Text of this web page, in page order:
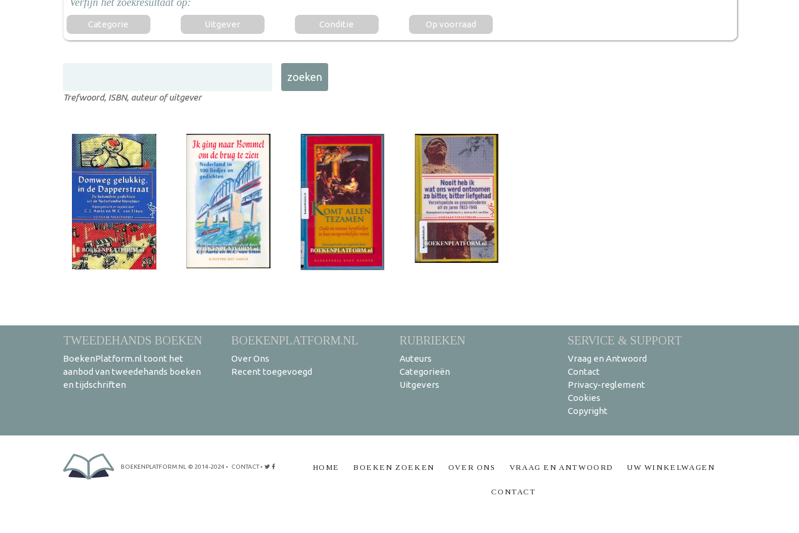
Categorie Uitgever Conditie Op voorraad
Trefwoord, ISBN, auteur of uitgever
TWEEDEHANDS BOEKEN
BoekenPlatform.nl toont het
aanbod van tweedehands boeken
en tijdschriften
BOEKENPLATFORM.NL
Over Ons
Recent toegevoegd
RUBRIEKEN
Auteurs
Categorieën
Uitgevers
SERVICE & SUPPORT
Vraag en Antwoord
Contact
Privacy-reglement
Cookies
Copyright
BOEKENPLATFORM.NL © 2014-2024 • CONTACT• HOME BOEKEN ZOEKEN OVER ONS VRAAG EN ANTWOORD UW WINKELWAGEN
CONTACT